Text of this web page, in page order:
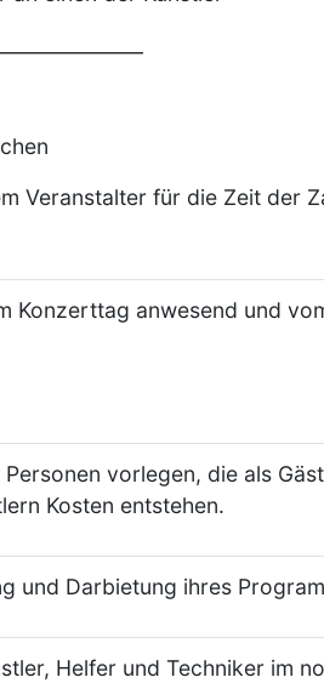
Veranstalter für die Zeit der
Konzerttag anwesend und
vorlegen, die als
Kosten entstehen.
und Darbietung ihres
Helfer und Techniker im